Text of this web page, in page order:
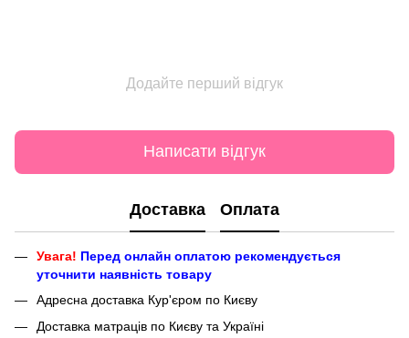
Додайте перший відгук
Написати відгук
Доставка Оплата
Увага! Перед онлайн оплатою рекомендується
уточнити наявність товару
Адресна доставка Кур'єром по Києву
Доставка матраців по Києву та Україні